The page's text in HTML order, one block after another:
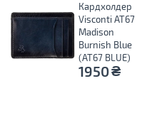
Кардхолдер
Visconti AT67
Madison
Burnish Blue
(AT67 BLUE)
1950₴